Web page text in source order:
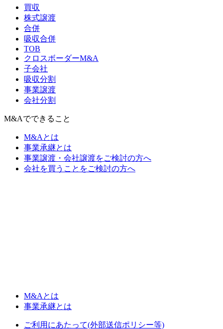
買収
株式譲渡
合併
吸収合併
TOB
クロスボーダーM&A
子会社
吸収分割
事業譲渡
会社分割
M&Aでできること
M&Aとは
事業承継とは
事業譲渡・会社譲渡をご検討の方へ
会社を買うことをご検討の方へ
M&Aとは
事業承継とは
ご利用にあたって(外部送信ポリシー等)